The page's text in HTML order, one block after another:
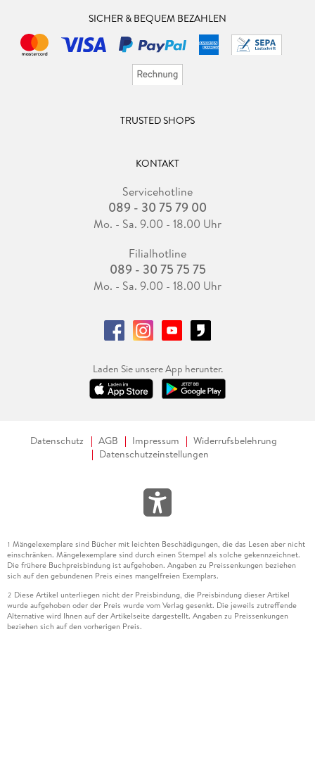
SICHER & BEQUEM BEZAHLEN
TRUSTED SHOPS
KONTAKT
Servicehotline
089 - 30 75 79 00
Mo. - Sa. 9.00 - 18.00 Uhr
Filialhotline
089 - 30 75 75 75
Mo. - Sa. 9.00 - 18.00 Uhr
Laden Sie unsere App herunter.
Datenschutz AGB Impressum
Widerrufsbelehrung
Datenschutzeinstellungen
1 Mängelexemplare sind Bücher mit leichten Beschädigungen, die das Lesen aber nicht
einschränken. Mängelexemplare sind durch einen Stempel als solche gekennzeichnet.
Die frühere Buchpreisbindung ist aufgehoben. Angaben zu Preissenkungen beziehen
sich auf den gebundenen Preis eines mangelfreien Exemplars.
2 Diese Artikel unterliegen nicht der Preisbindung, die Preisbindung dieser Artikel
wurde aufgehoben oder der Preis wurde vom Verlag gesenkt. Die jeweils zutreffende
Alternative wird Ihnen auf der Artikelseite dargestellt. Angaben zu Preissenkungen
beziehen sich auf den vorherigen Preis.